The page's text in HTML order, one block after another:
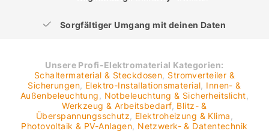
Sorgfältiger Umgang mit deinen Daten
Unsere Profi-Elektromaterial Kategorien:
Schaltermaterial & Steckdosen Stromverteiler &
Sicherungen Elektro-Installationsmaterial Innen- &
Außenbeleuchtung
Notbeleuchtung & Sicherheitslicht
Werkzeug & Arbeitsbedarf, Blitz- &
Überspannungsschutz
Elektroheizung & Klima
Photovoltaik & PV-Anlagen Netzwerk- & Datentechnik